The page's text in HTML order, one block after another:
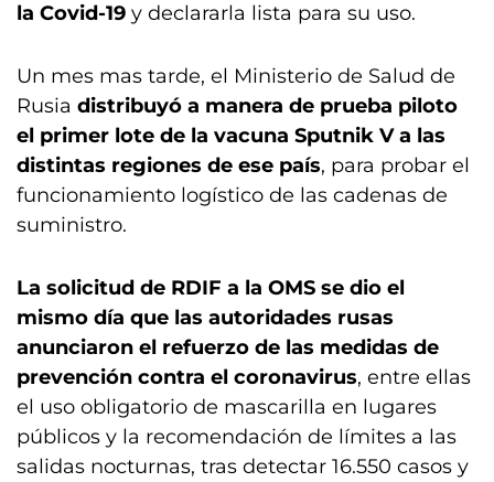
la Covid-19 y declararla lista para su uso.
Un mes mas tarde, el Ministerio de Salud de
Rusia distribuyó a manera de prueba piloto
el primer lote de la vacuna Sputnik V a las
distintas regiones de ese país, para probar el
funcionamiento logístico de las cadenas de
suministro.
La solicitud de RDIF a la OMS se dio el
mismo día que las autoridades rusas
anunciaron el refuerzo de las medidas de
prevención contra el coronavirus, entre ellas
el uso obligatorio de mascarilla en lugares
públicos y la recomendación de límites a las
salidas nocturnas, tras detectar 16.550 casos y